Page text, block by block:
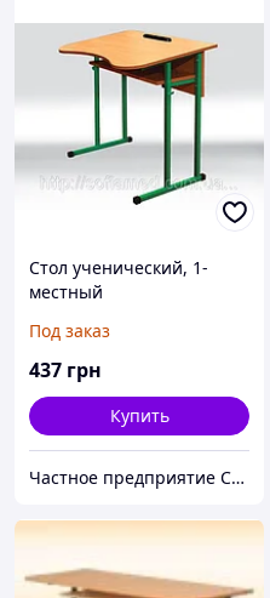
Стол ученический, 1-
местный
полкой, ростовых группы
№ 4
Под заказ
437 грн
Купить
Частное предприятие София Мед